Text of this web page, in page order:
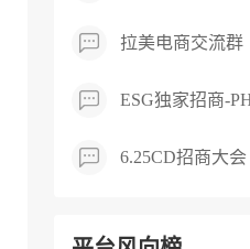
拉美电商交流群
6.25CD招商大会